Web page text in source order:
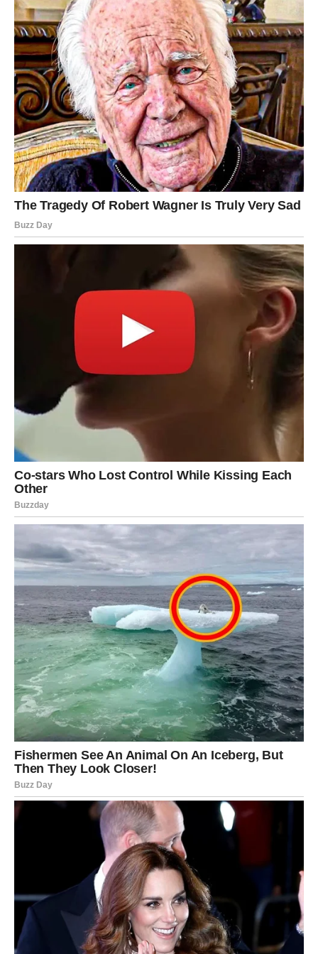
Nemojte danas skrivati osećanja. Iskrenost će biti vaše
najjače oružje.
Rak
Za Rakove je ovo jedan od emotivno najlepših dana u
poslednje vreme. Srce vam govori jedno, razum drugo, ali
danas ćete shvatiti da je vreme da poslušate ono što
zaista osećate.
Ako ste u vezi, partner će vas prijatno iznenaditi pažnjom
ili gestom koja će vas podsetiti zbog čega ste se zaljubili.
Slobodni Rakovi mogli bi upoznati osobu koja nosi
energiju kakvu dugo nisu sreli. Od samog početka
postojaće osećaj bliskosti i poverenja.
Neki Rakovi danas će dobiti priliku za pomirenje sa
osobom koja nikada nije prestala da ih voli.
Lav
Lavovima 7. jul donosi veliku ljubavnu prekretnicu. Više
nema prostora za igre i neizvesnost. Sve će postati
mnogo jasnije.
Ako ste čekali da partner donese važnu odluku, upravo
danas biste mogli dobiti odgovor koji će promeniti vaše
planove.
Slobodni Lavovi privlače pažnju harizmom i osmehom.
Moguće je novo poznanstvo sa osobom koja dolazi iz
drugog grada ili preko poslovnih obaveza.
Posebno će biti naglašena romantika u večernjim satima.
Jedan razgovor mogao bi prerasti u nešto mnogo
ozbiljnije nego što ste očekivali.
Devica
Device danas prestaju da analiziraju svaki detalj i
konačno dopuštaju emocijama da vode glavnu reč.
Partner će primetiti vašu promenu i uzvratiti još većom
pažnjom. Oni koji su bili udaljeni ponovo će pronaći
zajednički jezik.
Slobodne Device mogle bi upoznati osobu koja će ih
osvojiti inteligencijom i smirenošću. Upravo ono što ste